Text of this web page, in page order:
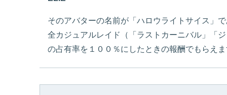
そのアバターの名前が「ハロウライトサイス」
全カジュアルレイド（「ラストカーニバル」「
の占有率を１００％にしたときの報酬でもらえ